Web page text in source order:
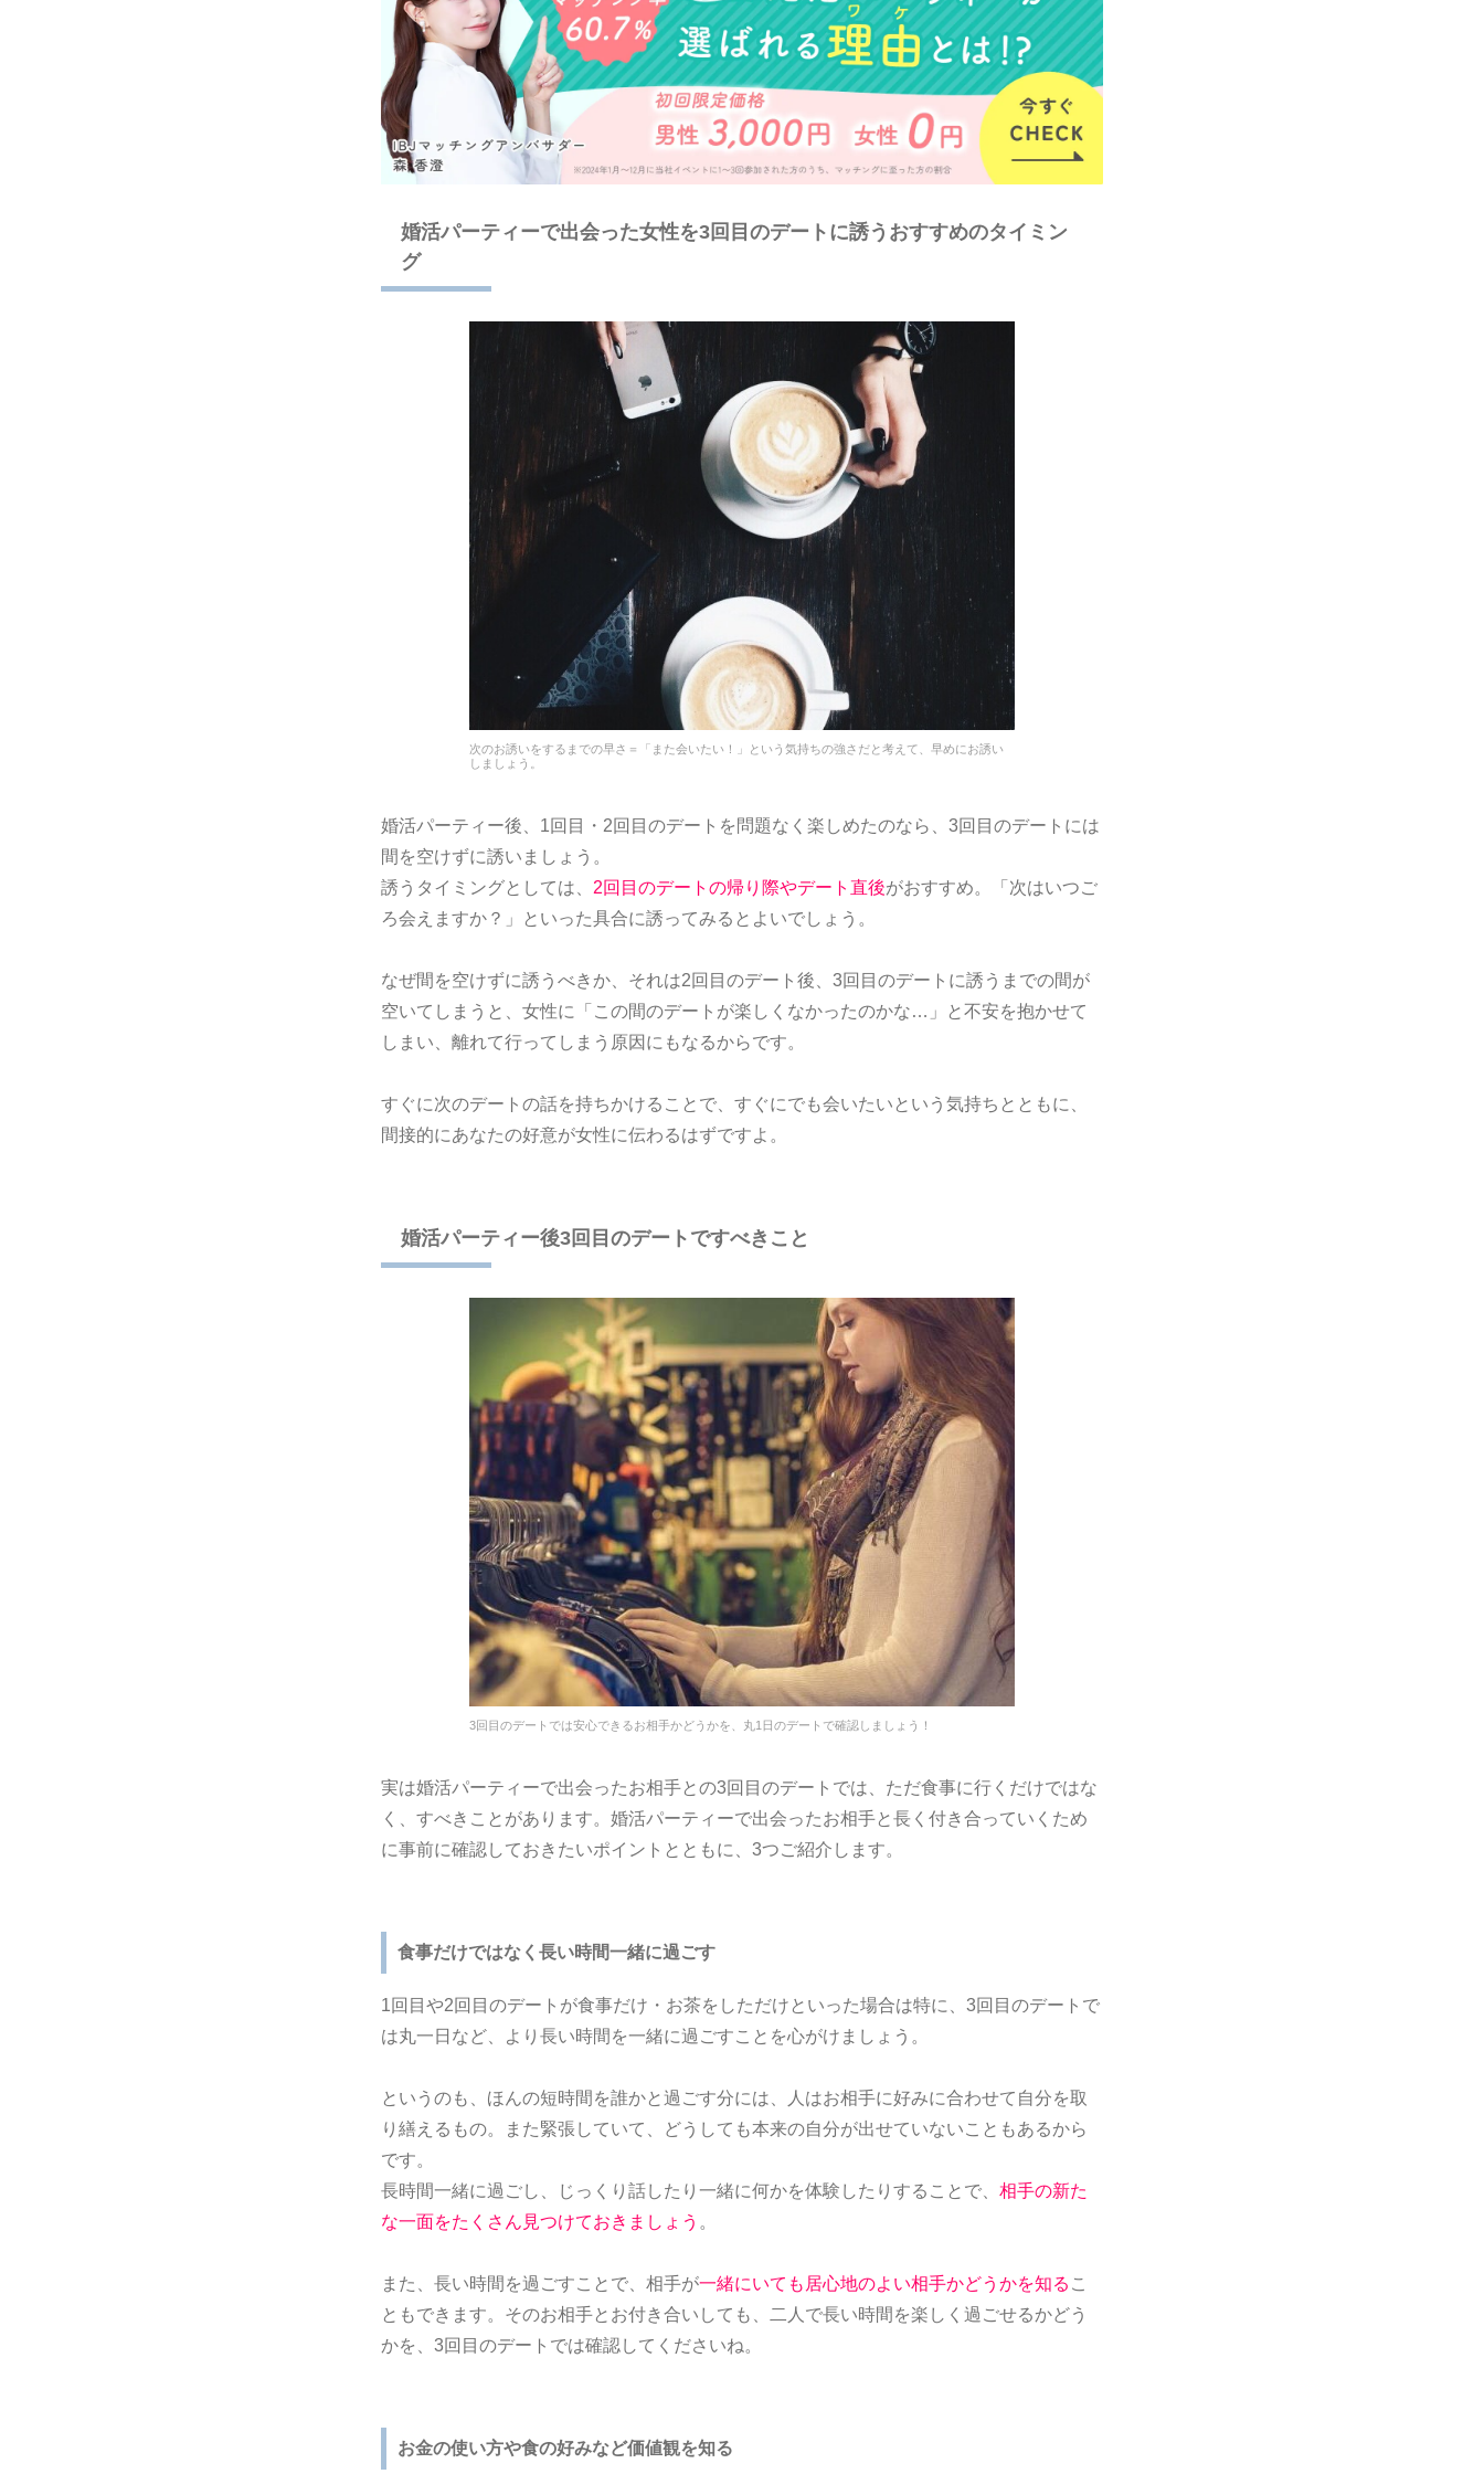
婚活パーティーで出会った女性を3回目のデートに誘うおすすめのタイミン
グ
次のお誘いをするまでの早さ＝「また会いたい！」という気持ちの強さだと考えて、早めにお誘い
しましょう。
婚活パーティー後、1回目・2回目のデートを問題なく楽しめたのなら、3回目のデートには
間を空けずに誘いましょう。
誘うタイミングとしては、 2回目のデートの帰り際やデート直後がおすすめ。「次はいつご
ろ会えますか？」といった具合に誘ってみるとよいでしょう。
なぜ間を空けずに誘うべきか、それは2回目のデート後、3回目のデートに誘うまでの間が
空いてしまうと、女性に「この間のデートが楽しくなかったのかな…」と不安を抱かせて
しまい、離れて行ってしまう原因にもなるからです。
すぐに次のデートの話を持ちかけることで、すぐにでも会いたいという気持ちとともに、
間接的にあなたの好意が女性に伝わるはずですよ。
婚活パーティー後3回目のデートですべきこと
3回目のデートでは安心できるお相手かどうかを、丸1日のデートで確認しましょう！
実は婚活パーティーで出会ったお相手との3回目のデートでは、ただ食事に行くだけではな
く、すべきことがあります。婚活パーティーで出会ったお相手と長く付き合っていくため
に事前に確認しておきたいポイントとともに、3つご紹介します。
食事だけではなく長い時間一緒に過ごす
1回目や2回目のデートが食事だけ・お茶をしただけといった場合は特に、3回目のデートで
は丸一日など、より長い時間を一緒に過ごすことを心がけましょう。
というのも、ほんの短時間を誰かと過ごす分には、人はお相手に好みに合わせて自分を取
り繕えるもの。また緊張していて、どうしても本来の自分が出せていないこともあるから
です。
長時間一緒に過ごし、じっくり話したり一緒に何かを体験したりすることで、相手の新た
な一面をたくさん見つけておきましょう 。
また、長い時間を過ごすことで、相手が一緒にいても居心地のよい相手かどうかを知る こ
ともできます。そのお相手とお付き合いしても、二人で長い時間を楽しく過ごせるかどう
かを、3回目のデートでは確認してくださいね。
お金の使い方や食の好みなど価値観を知る